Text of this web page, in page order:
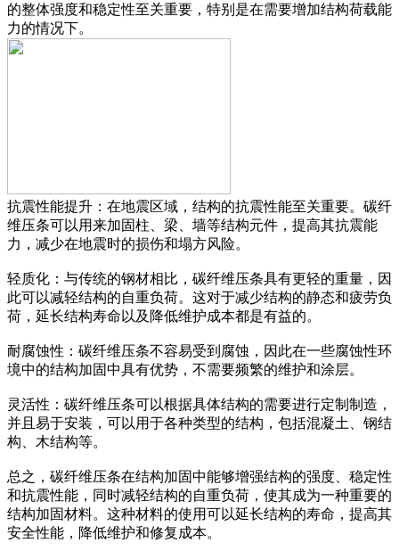
的整体强度和稳定性至关重要，特别是在需要增加结构荷载能
力的情况下。
抗震性能提升：在地震区域，结构的抗震性能至关重要。碳纤
维压条可以用来加固柱、梁、墙等结构元件，提高其抗震能
力，减少在地震时的损伤和塌方风险。
轻质化：与传统的钢材相比，碳纤维压条具有更轻的重量，因
此可以减轻结构的自重负荷。这对于减少结构的静态和疲劳负
荷，延长结构寿命以及降低维护成本都是有益的。
耐腐蚀性：碳纤维压条不容易受到腐蚀，因此在一些腐蚀性环
境中的结构加固中具有优势，不需要频繁的维护和涂层。
灵活性：碳纤维压条可以根据具体结构的需要进行定制制造，
并且易于安装，可以用于各种类型的结构，包括混凝土、钢结
构、木结构等。
总之，碳纤维压条在结构加固中能够增强结构的强度、稳定性
和抗震性能，同时减轻结构的自重负荷，使其成为一种重要的
结构加固材料。这种材料的使用可以延长结构的寿命，提高其
安全性能，降低维护和修复成本。